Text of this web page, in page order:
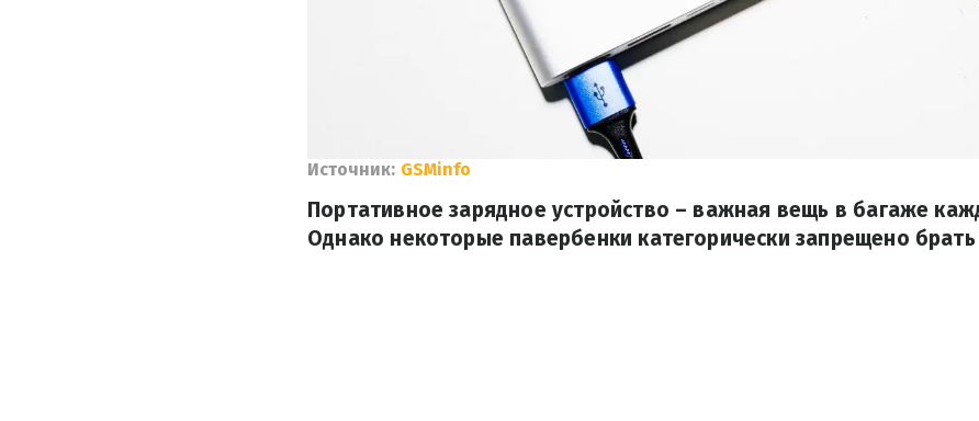
Источник: GSMinfo
Портативное зарядное устройство – важная вещь в багаже
Однако некоторые павербенки категорически запрещено